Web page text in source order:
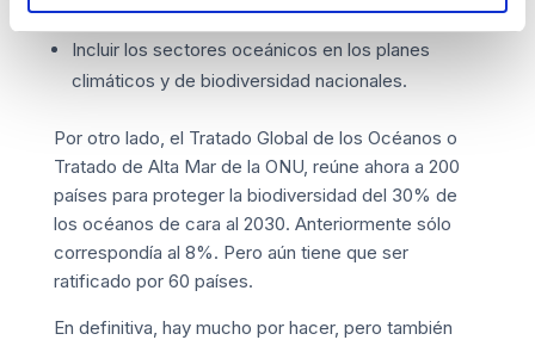
financiación pública y privada.
Incluir los sectores oceánicos en los planes
climáticos y de biodiversidad nacionales.
Por otro lado, el Tratado Global de los Océanos o
Tratado de Alta Mar de la ONU, reúne ahora a 200
países para proteger la biodiversidad del 30% de
los océanos de cara al 2030. Anteriormente sólo
correspondía al 8%. Pero aún tiene que ser
ratificado por 60 países.
En definitiva, hay mucho por hacer, pero también